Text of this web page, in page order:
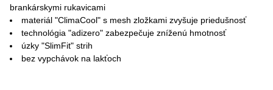
brankárskymi rukavicami
materiál "ClimaCool" s mesh zložkami zvyšuje priedušnosť
technológia "adizero" zabezpečuje zníženú hmotnosť
úzky "SlimFit" strih
bez vypchávok na lakťoch